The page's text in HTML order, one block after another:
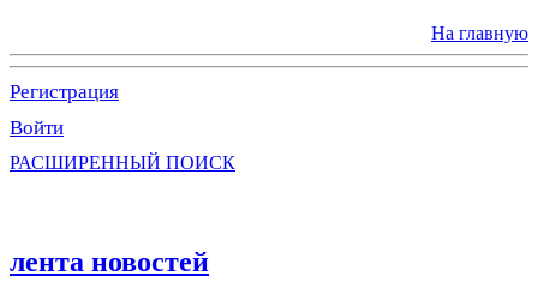
На главную
Регистрация
Войти
РАСШИРЕННЫЙ ПОИСК
лента новостей